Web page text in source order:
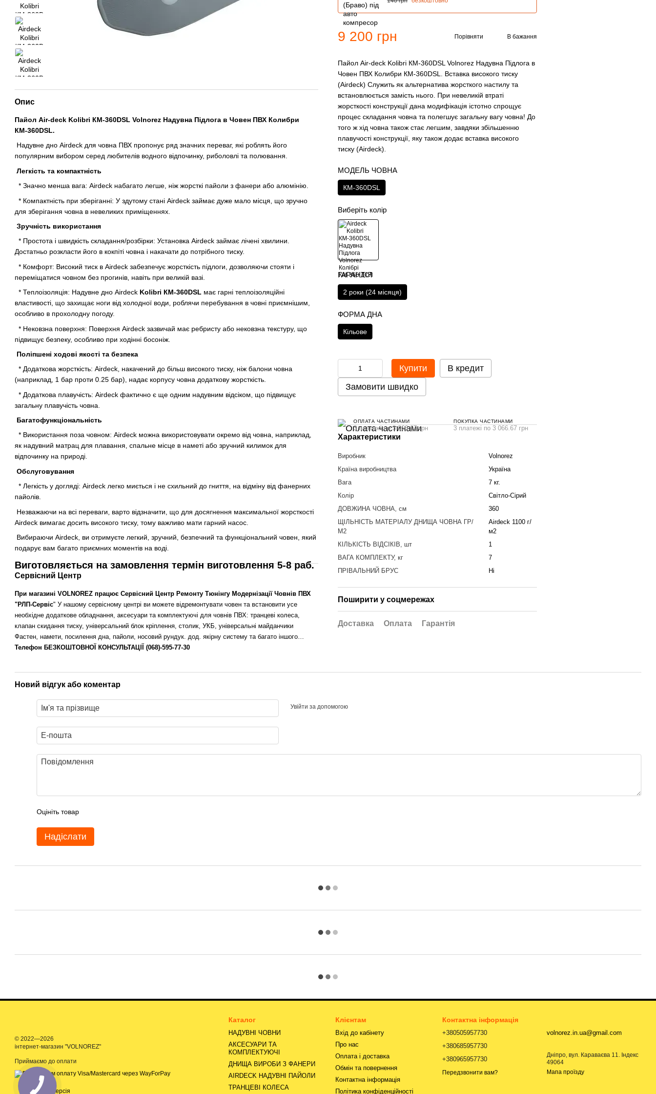
Опис
Пайол Air-deck Kolibri КМ-360DSL Volnorez Надувна Підлога в Човен ПВХ Колибри
КМ-360DSL.
Надувне дно Airdeck для човна ПВХ пропонує ряд значних переваг, які роблять його
популярним вибором серед любителів водного відпочинку, риболовлі та полювання.
Легкість та компактність
* Значно менша вага: Airdeck набагато легше, ніж жорсткі пайоли з фанери або алюмінію.
* Компактність при зберіганні: У здутому стані Airdeck займає дуже мало місця, що зручно
для зберігання човна в невеликих приміщеннях.
Зручність використання
* Простота і швидкість складання/розбірки: Установка Airdeck займає лічені хвилини.
Достатньо розкласти його в кокпіті човна і накачати до потрібного тиску.
* Комфорт: Високий тиск в Airdeck забезпечує жорсткість підлоги, дозволяючи стояти і
переміщатися човном без прогинів, навіть при великій вазі.
* Теплоізоляція: Надувне дно Airdeck Kolibri КМ-360DSL має гарні теплоізоляційні
властивості, що захищає ноги від холодної води, роблячи перебування в човні приємнішим,
особливо в прохолодну погоду.
* Нековзна поверхня: Поверхня Airdeck зазвичай має ребристу або нековзна текстуру, що
підвищує безпеку, особливо при ходінні босоніж.
Поліпшені ходові якості та безпека
* Додаткова жорсткість: Airdeck, накачений до більш високого тиску, ніж балони човна
(наприклад, 1 бар проти 0.25 бар), надає корпусу човна додаткову жорсткість.
* Додаткова плавучість: Airdeck фактично є ще одним надувним відсіком, що підвищує
загальну плавучість човна.
Багатофункціональність
* Використання поза човном: Airdeck можна використовувати окремо від човна, наприклад,
як надувний матрац для плавання, спальне місце в наметі або зручний килимок для
відпочинку на природі.
Обслуговування
* Легкість у догляді: Airdeck легко миється і не схильний до гниття, на відміну від фанерних
пайолів.
Незважаючи на всі переваги, варто відзначити, що для досягнення максимальної жорсткості
Airdeck вимагає досить високого тиску, тому важливо мати гарний насос.
Вибираючи Airdeck, ви отримуєте легкий, зручний, безпечний та функціональний човен, який
подарує вам багато приємних моментів на воді.
Виготовляється на замовлення термін виготовлення 5-8 раб.
Сервісний Центр
При магазині VOLNOREZ працює Сервісний Центр Ремонту Тюнінгу Модернізації Човнів ПВХ
"РЛП-Сервіс" У нашому сервісному центрі ви можете відремонтувати човен та встановити усе
необхідне додаткове обладнання, аксесуари та комплектуючі для човнів ПВХ: транцеві колеса,
клапан скидання тиску, універсальний блок кріплення, столик, УКБ, універсальні майданчики
Фастен, намети, посилення дна, пайоли, носовий рундук. дод. якірну систему та багато іншого…
Телефон БЕЗКОШТОВНОЇ КОНСУЛЬТАЦІЇ (068)-595-77-30
9 200 грн Порівняти В бажання
Пайол Air-deck Kolibri КМ-360DSL Volnorez Надувна Підлога в
Човен ПВХ Колибри КМ-360DSL. Вставка високого тиску
(Airdeck) Служить як альтернатива жорсткого настилу та
встановлюється замість нього. При невеликій втраті
жорсткості конструкції дана модифікація істотно спрощує
процес складання човна та полегшує загальну вагу човна! До
того ж хід човна також стає легшим, завдяки збільшенню
плавучості конструкції, яку також додає вставка високого
тиску (Airdeck).
МОДЕЛЬ ЧОВНА
КМ-360DSL
Виберіть колір
ГАРАНТІЯ
2 роки (24 місяця)
ФОРМА ДНА
Кільове
Купити
В кредит
Замовити швидко
ОПЛАТА ЧАСТИНАМИ
3 платежі по 3 066.67 грн
ПОКУПКА ЧАСТИНАМИ
3 платежі по 3 066.67 грн
Характеристики
Виробник
Volnorez
Країна виробництва
Україна
Вага
7 кг.
Колір
Світло-Сірий
ДОВЖИНА ЧОВНА, см
360
ЩІЛЬНІСТЬ МАТЕРІАЛУ ДНИЩА ЧОВНА ГР/
М2
Airdeck 1100 г/
м2
КІЛЬКІСТЬ ВІДСІКІВ, шт
1
ВАГА КОМПЛЕКТУ, кг
7
ПРІВАЛЬНИЙ БРУС
Ні
Поширити у соцмережах
Доставка Оплата Гарантія
Новий відгук або коментар
Увійти за допомогою
Оцініть товар
Надіслати
© 2022—2026
інтернет-магазин "VOLNOREZ"
Приймаємо до оплати
Мобільна версія
Каталог
НАДУВНІ ЧОВНИ
АКСЕСУАРИ ТА
КОМПЛЕКТУЮЧІ
ДНИЩА ВИРОБИ З ФАНЕРИ
AIRDECK НАДУВНІ ПАЙОЛИ
ТРАНЦЕВІ КОЛЕСА
Клієнтам
Вхід до кабінету
Про нас
Оплата і доставка
Обмін та повернення
Контактна інформація
Політика конфіденційності
Контактна інформація
+380505957730
+380685957730
+380965957730
Передзвонити вам?
volnorez.in.ua@gmail.com
Дніпро, вул. Караваєва 11. Індекс
49064
Мапа проїзду